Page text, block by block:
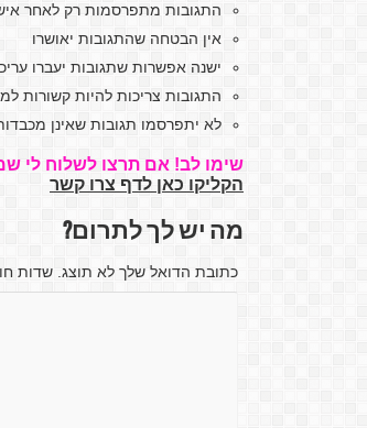
התגובות מתפרסמות רק לאחר
אין הבטחה שהתגובות יאושרו
ישנה אפשרות שתגובות יעברו
התגובות צריכות להיות קשורות
לא יתפרסמו תגובות שאינן
שימו לב! אם תרצו לשלוח לי
הקליקו כאן לדף צרו קשר
מה יש לך לתרום?
כתובת הדואל שלך לא תוצג. שדות